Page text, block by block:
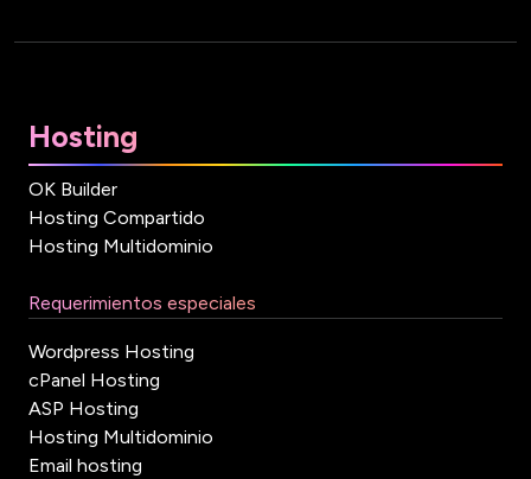
Hosting
OK Builder
Hosting Compartido
Hosting Multidominio
Requerimientos especiales
Wordpress Hosting
cPanel Hosting
ASP Hosting
Hosting Multidominio
Email hosting